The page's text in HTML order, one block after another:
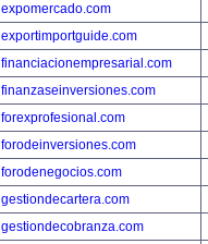
expomercado.com
exportimportguide.com
financiacionempresarial.com
finanzaseinversiones.com
forexprofesional.com
forodeinversiones.com
forodenegocios.com
gestiondecartera.com
gestiondecobranza.com